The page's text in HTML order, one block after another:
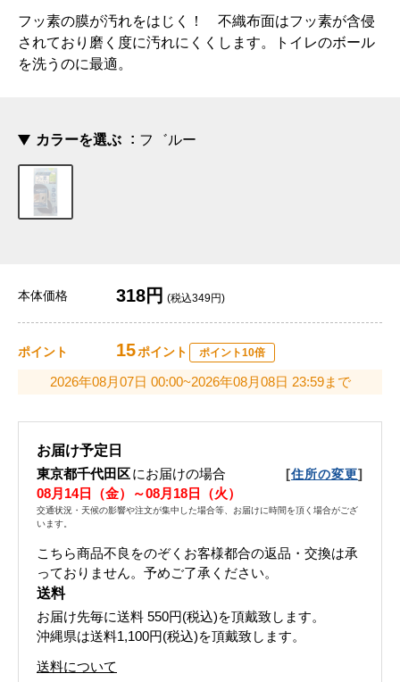
フッ素の膜が汚れをはじく！ 不織布面はフッ素が含侵
されており磨く度に汚れにくくします。トイレのボール
を洗うのに最適。
カラーを選ぶ フ゛ルー
本体価格 318円 (税込349円)
ポイント 15ポイント ポイント10倍
2026年08月07日 00:00~2026年08月08日 23:59まで
お届け予定日
東京都千代田区にお届けの場合 [住所の変更]
08月14日（金）～08月18日（火）
交通状況・天候の影響や注文が集中した場合等、お届けに時間を頂く場合がござ
います。
こちら商品不良をのぞくお客様都合の返品・交換は承
っておりません。予めご了承ください。
送料
お届け先毎に送料 550円(税込)を頂戴致します。
沖縄県は送料1,100円(税込)を頂戴致します。
送料について